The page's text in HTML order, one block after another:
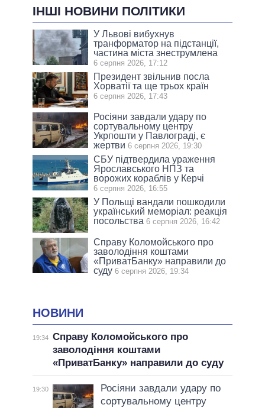
ІНШІ НОВИНИ ПОЛІТИКИ
У Львові вибухнув
транформатор на підстанції,
частина міста знеструмлена
6 серпня 2026, 17:12
Президент звільнив посла
Хорватії та ще трьох країн
6 серпня 2026, 17:43
Росіяни завдали удару по
сортувальному центру
Укрпошти у Павлограді, є
жертви 6 серпня 2026, 19:30
СБУ підтвердила ураження
Ярославського НПЗ та
ворожих кораблів у Керчі
6 серпня 2026, 16:55
У Польщі вандали пошкодили
український меморіал: реакція
посольства 6 серпня 2026, 16:42
Справу Коломойського про
заволодіння коштами
«ПриватБанку» направили до
суду 6 серпня 2026, 19:34
НОВИНИ
19:34 Справу Коломойського про
заволодіння коштами
«ПриватБанку» направили до суду
19:30
Росіяни завдали удару по
сортувальному центру